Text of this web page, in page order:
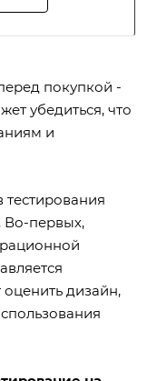
покупкой -
убедиться, что
и
тестирования
Во-первых,
дизайн,